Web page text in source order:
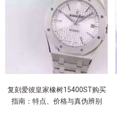
复刻爱彼皇家橡树15400ST购买
指南：特点、价格与真伪辨别